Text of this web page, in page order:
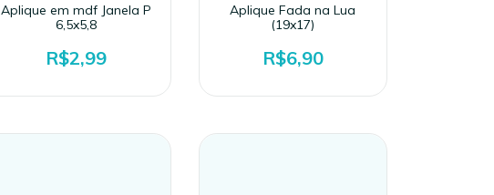
Aplique em mdf Janela P
6,5x5,8
R$2,99
Aplique Fada na Lua
(19x17)
R$6,90